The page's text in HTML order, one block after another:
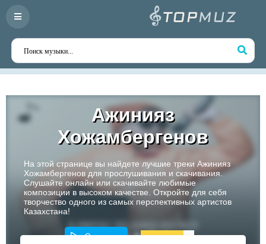
Ажинияз
Хожамбергенов
На этой странице вы найдете лучшие треки Ажинияз
Хожамбергенов для прослушивания и скачивания.
Слушайте онлайн или скачивайте любимые
композиции в высоком качестве. Откройте для себя
творчество одного из самых перспективных артистов
Казахстана!
Слушать